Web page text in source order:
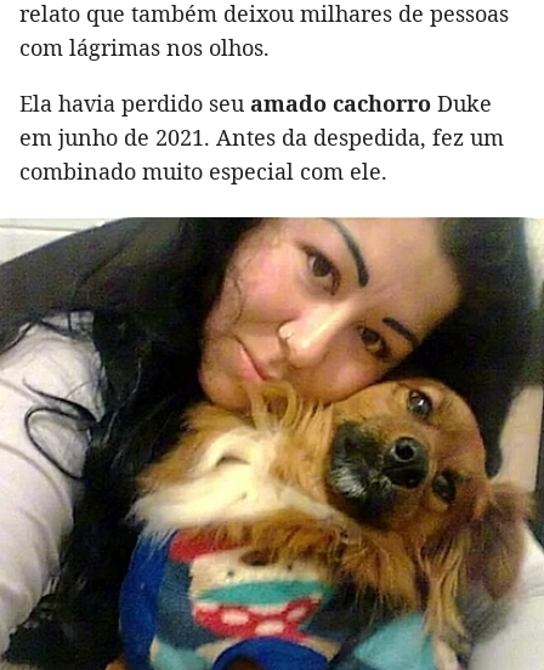
relato que também deixou milhares de pessoas
com lágrimas nos olhos.
Ela havia perdido seu amado cachorro Duke
em junho de 2021. Antes da despedida, fez um
combinado muito especial com ele.